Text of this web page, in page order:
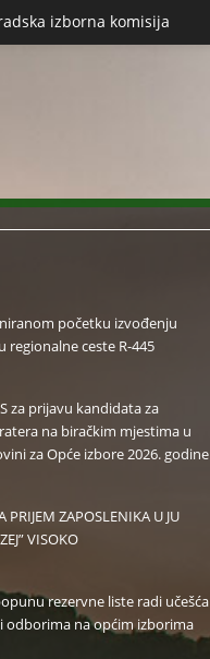
izborna komisija
početku izvođenju
regionalne ceste R-445
za prijavu kandidata za
na biračkim mjestima u
za Opće izbore 2026. godine
PRIJEM ZAPOSLENIKA U JU
VISOKO
rezervne liste radi učešća
odborima na općim izborima